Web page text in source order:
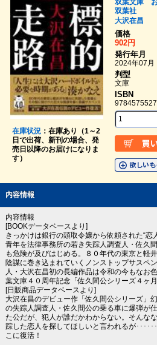
在庫状況：在庫あり（1～2
日で出荷、新刊の場合、発
売日以降のお届けになりま
す）
双葉文庫
双葉社
大沢在昌
価格
902円
発行年月
2024年07月
判型
文庫
ISBN
内容情報
内容情報
[BOOKデータベースより]
きっかけは銀行の頭取令嬢から依頼された“恋
青年を法律事務所の若き失踪人調査人・佐久
も危険が及びはじめる。８０年代の東京と軽
陰謀に巻き込まれていくノンストップサスペ
人・大沢在昌初の長編作品は令和の今もなお
葉文庫４０周年記念「佐久間公シリーズ４ヶ
[日販商品データベースより]
大沢在昌のデビュー作「佐久間公シリーズ」
の失踪人調査人・佐久間公の乗る車に爆弾が
た公だが、犯人が誰だかわからない。そんな
踪した恋人を探してほしいと言われるが････
こに復活！